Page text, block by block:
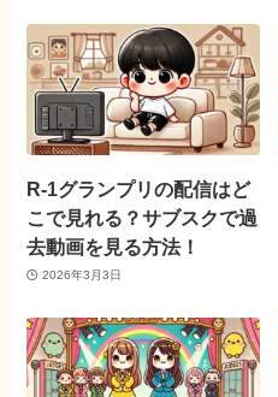
R-1グランプリの配信はど
こで見れる？サブスクで過
去動画を見る方法！
2026年3月3日